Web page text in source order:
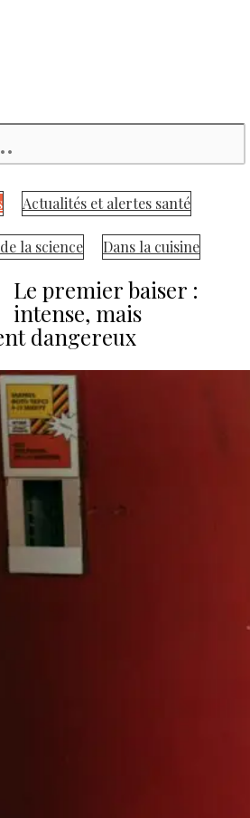
Actualités et alertes santé
la science Dans la cuisine
Le premier baiser :
intense, mais
dangereux